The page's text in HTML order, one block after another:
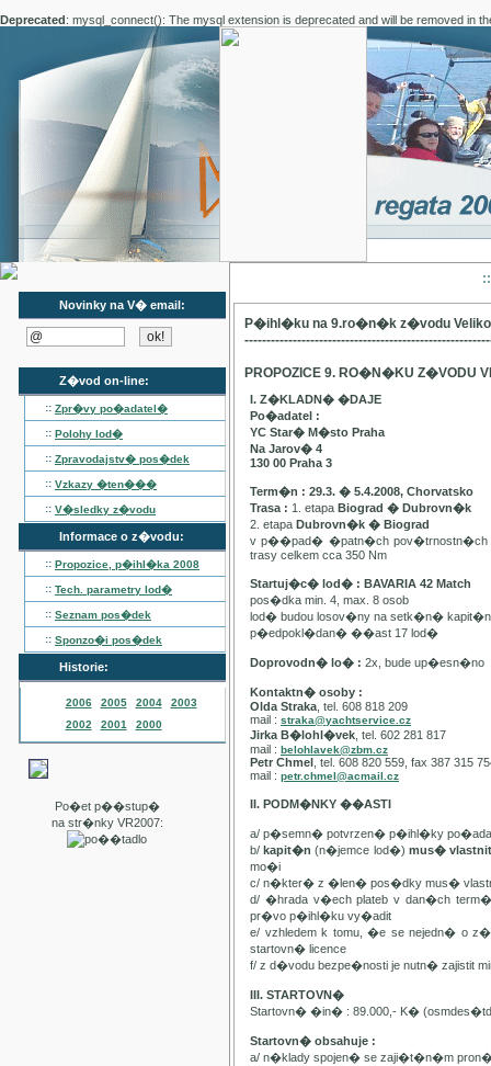
Deprecated: mysql_connect(): The mysql extension is deprecated and will be removed in
Novinky na V� email:
Z�vod on-line:
:: Zpr�vy po�adatel�
:: Polohy lod�
:: Zpravodajstv� pos�dek
:: Vzkazy �ten���
:: V�sledky z�vodu
Informace o z�vodu:
:: Propozice, p�ihl�ka 2008
:: Tech. parametry lod�
:: Seznam pos�dek
:: Sponzo�i pos�dek
Historie:
2006 2005 2004
2003
2002
2001 2000
Po�et p��stup�
na str�nky VR2007:
P�ihl�ku na 9.ro�n�k z�vodu
PROPOZICE 9. RO�N�KU Z�VODU
I. Z�KLADN� �DAJE
Po�adatel :
YC Star� M�sto Praha
Na Jarov� 4
130 00 Praha 3
Term�n : 29.3. � 5.4.2008, Chorvatsko
Trasa : 1. etapa Biograd � Dubrovn�k
2. etapa Dubrovn�k � Biograd
v p��pad� �patn�ch pov�trnostn�ch
trasy celkem cca 350 Nm
Startuj�c� lod� : BAVARIA 42 Match
pos�dka min. 4, max. 8 osob
lod� budou losov�ny na setk�n�
p�edpokl�dan� ��ast 17 lod�
Doprovodn� lo� : 2x, bude up�esn�no
Kontaktn� osoby :
Olda Straka , tel. 608 818 209
mail : straka@yachtservice.cz
Jirka B�lohl�vek , tel. 602 281 817
mail : belohlavek@zbm.cz
Petr Chmel , tel. 608 820 559, fax 387 315
mail : petr.chmel@acmail.cz
II. PODM�NKY ��ASTI
a/ p�semn� potvrzen� p�ihl�ky
b/kapit�n(n�jemce lod�) mus�
mo�i
c/ n�kter� z �len� pos�dky mus�
d/ �hrada v�ech plateb v dan�ch
pr�vo p�ihl�ku vy�adit
e/ vzhledem k tomu, �e se nejedn� o
startovn� licence
f/ z d�vodu bezpe�nosti je nutn� zajistit
III. STARTOVN�
Startovn� �in� : 89.000,- K�
Startovn� obsahuje :
a/ n�klady spojen� se zaji�t�n�m